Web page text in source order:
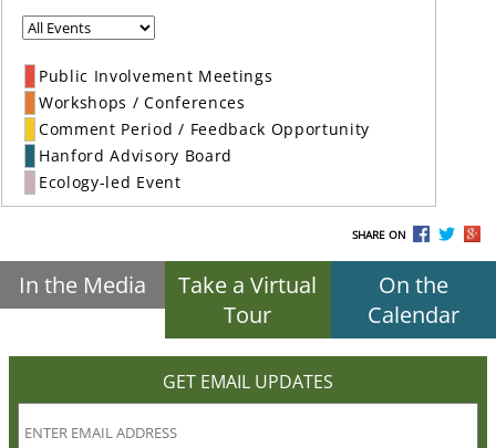
Public Involvement Meetings
Workshops / Conferences
Comment Period / Feedback Opportunity
Hanford Advisory Board
Ecology-led Event
SHARE ON
In the Media
Take a Virtual
Tour
On the
Calendar
GET EMAIL UPDATES